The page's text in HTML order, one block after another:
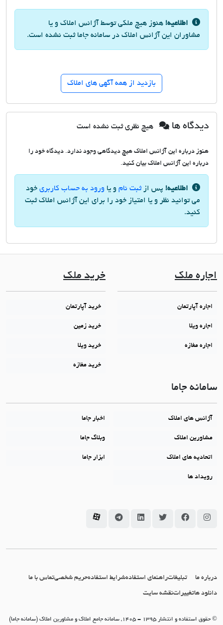
اطلاعیه! هنوز هیچ ملکی توسط آژانس املاک و یا
مشاوران این آژانس املاک در سامانه جاما ثبت نشده است.
بازدید از همه آگهی های املاک
دیدگاه ها هیچ نظری ثبت نشده است
هنوز درباره این آژانس املاک هیچ دیدگاهی وجود ندارد. دیدگاه خود را
درباره این آژانس املاک بیان کنید.
اطلاعیه! پس ازثبت نام و یا ورود به حساب کاربری خود
می توانید نظر و یا امتیاز خود را برای این آژانس املاک ثبت
کنید.
اجاره ملک
اجاره آپارتمان
اجاره ویلا
اجاره مغازه
خرید ملک
خرید آپارتمان
خرید زمین
خرید ویلا
خرید مغازه
سامانه جاما
آژانس های املاک اخبار جاما
مشاورین املاک وبلاگ جاما
اتحادیه های املاک ابزار جاما
رویداد ها
سامانه جاما در اینستاگرام
سامانه جاما در فیسبوک
سامانه جاما در توئیتر
سامانه جاما در لینکداین
سامانه جاما در تلگرام
سامانه جاما در آپارات
درباره ما تبلیغاتراهنمای استفادهشرایط استفادهحریم شخصیتماس با ما
دانلود هاتغییراتنقشه سایت
© حقوق استفاده و انتشار 1395 - 1405, سامانه جامع املاک و مشاورین املاک (سامانه جاما)